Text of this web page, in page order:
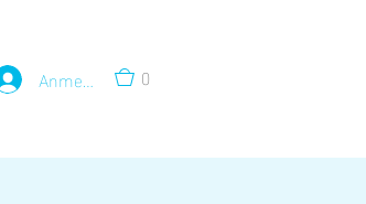
Anmelden 0